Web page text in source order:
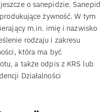
o sanepidzie. Sanepid
żywność. W tym
m.in. imię i nazwisko
rodzaju i zakresu
która ma być
a także odpis z KRS lub
Działalności